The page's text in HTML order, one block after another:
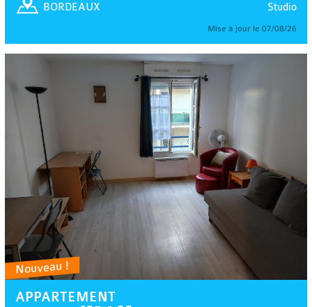
Studio
BORDEAUX
Mise à jour le 07/08/26
Nouveau !
APPARTEMENT